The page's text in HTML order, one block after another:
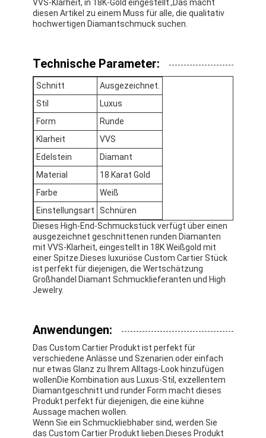
Zu Hause
Produkte
Videos
VVS-Klarheit, in 18K-Gold eingestellt.,Das macht
diesen Artikel zu einem Muss für alle, die qualitativ
hochwertigen Diamantschmuck suchen.
Technische Parameter:
Schnitt
Ausgezeichnet.
Stil
Luxus
Form
Runde
Klarheit
VVS
Edelstein
Diamant
Material
18 Karat Gold
Farbe
Weiß
Einstellungsart
Schnüren
Dieses High-End-Schmuckstück verfügt über einen
ausgezeichnet geschnittenen runden Diamanten
mit VVS-Klarheit, eingestellt in 18K Weißgold mit
einer Spitze.Dieses luxuriöse Custom Cartier Stück
ist perfekt für diejenigen, die Wertschätzung
Großhandel Diamant Schmucklieferanten und High
Jewelry.
Anwendungen:
Das Custom Cartier Produkt ist perfekt für
verschiedene Anlässe und Szenarien.oder einfach
nur etwas Glanz zu Ihrem Alltags-Look hinzufügen
wollenDie Kombination aus Luxus-Stil, exzellentem
Diamantgeschnitt und runder Form macht dieses
Produkt perfekt für diejenigen, die eine kühne
Aussage machen wollen.
Wenn Sie ein Schmuckliebhaber sind, werden Sie
das Custom Cartier Produkt lieben.Dieses Produkt